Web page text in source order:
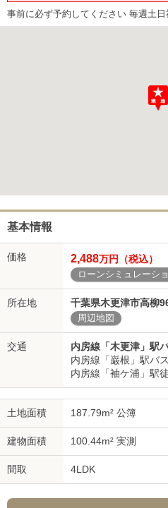
事前に必ず予約してください 毎週土
基本情報
価格 2,488万円（税込）
ローンシミュレーシ
所在地 千葉県木更津市高柳
周辺地図
交通
内房線「木更津」駅
内房線「巌根」駅バ
内房線「袖ケ浦」駅
土地面積 187.79m² 公簿
建物面積 100.44m² 実測
間取 4LDK